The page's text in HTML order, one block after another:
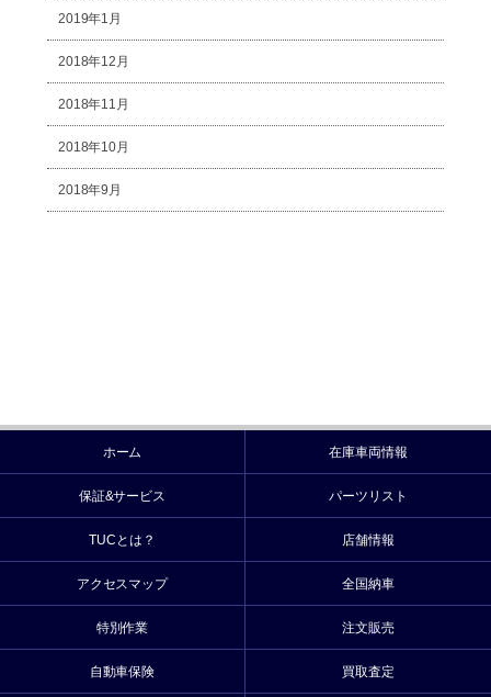
2019年1月
2018年12月
2018年11月
2018年10月
2018年9月
ホーム 在庫車両情報
保証&サービス パーツリスト
TUCとは？ 店舗情報
アクセスマップ 全国納車
特別作業 注文販売
自動車保険 買取査定